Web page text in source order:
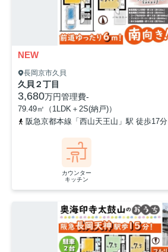
NEW
長岡京市久貝
久貝２丁目
3,680万円管理費-
79.49㎡（1LDK＋2S(納戸)）
阪急京都本線「西山天王山」駅 徒歩17分
カウンター
キッチン